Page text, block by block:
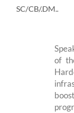
SC/CB/.DM..
of